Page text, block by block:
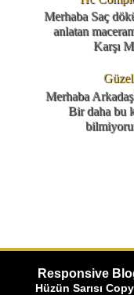
Merhaba Saç
anlatan
Karşı
Merhaba
Bir daha bu
Responsive
Hüzün Sarısı